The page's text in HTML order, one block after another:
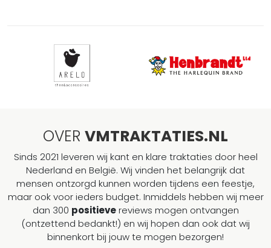
OVER VMTRAKTATIES.NL
Sinds 2021 leveren wij kant en klare traktaties door heel
Nederland en België. Wij vinden het belangrijk dat
mensen ontzorgd kunnen worden tijdens een feestje,
maar ook voor ieders budget. Inmiddels hebben wij meer
dan 300 positievereviews mogen ontvangen
(ontzettend bedankt!) en wij hopen dan ook dat wij
binnenkort bij jouw te mogen bezorgen!